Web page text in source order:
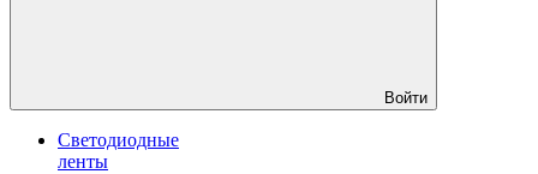
Войти
Светодиодные
ленты